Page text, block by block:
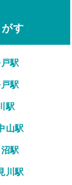
す
駅
駅
駅
山駅
駅
川駅